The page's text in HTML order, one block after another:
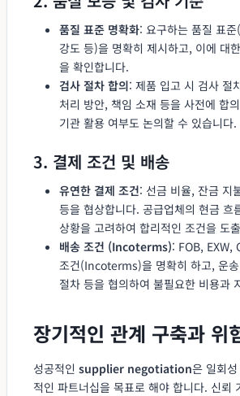
품질 표준 명확화: 요구하는 품질 표
강도 등)을 명확히 제시하고, 이에 대
을 확인합니다.
검사 절차 합의: 제품 입고 시 검사 절
처리 방안, 책임 소재 등을 사전에 합
기관 활용 여부도 논의할 수 있습니다.
3. 결제 조건 및 배송
유연한 결제 조건: 선금 비율, 잔금 지
등을 협상합니다. 공급업체의 현금 흐
상황을 고려하여 합리적인 조건을 도
배송 조건 (Incoterms): FOB, EXW,
조건(Incoterms)을 명확히 하고, 운
절차 등을 협의하여 불필요한 비용과
장기적인 관계 구축과 위
성공적인 supplier negotiation은 일회
적인 파트너십을 목표로 해야 합니다. 신뢰